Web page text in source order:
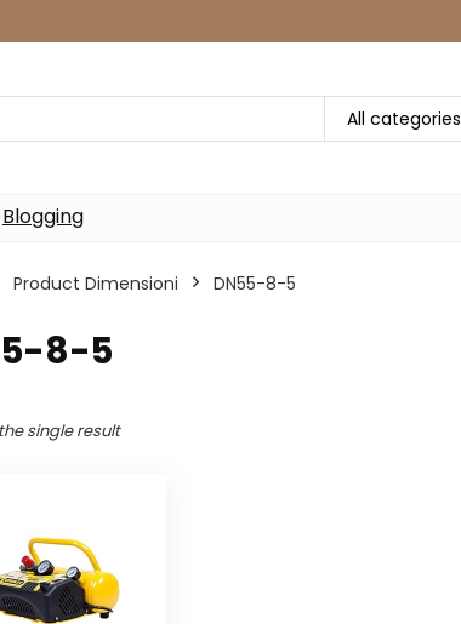
All categories
Blogging
Product Dimensioni ‎DN55-8-5
8-5
single result